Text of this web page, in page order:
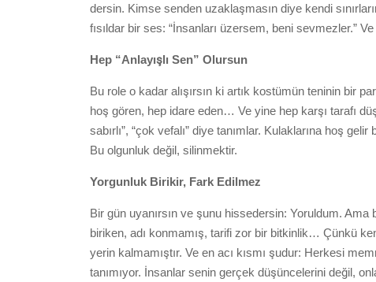
dersin. Kimse senden uzaklaşmasın diye kendi
fısıldar bir ses: “İnsanları üzersem, beni sevmezler.”
Hep “Anlayışlı Sen” Olursun
Bu role o kadar alışırsın ki artık kostümün teninin bir
hoş gören, hep idare eden… Ve yine hep karşı tarafı
sabırlı”, “çok vefalı” diye tanımlar. Kulaklarına hoş
Bu olgunluk değil, silinmektir.
Yorgunluk Birikir, Fark Edilmez
Bir gün uyanırsın ve şunu hissedersin: Yoruldum.
biriken, adı konmamış, tarifi zor bir bitkinlik… Çünkü
yerin kalmamıştır. Ve en acı kısmı şudur: Herkesi
tanımıyor. İnsanlar senin gerçek düşüncelerini değil,